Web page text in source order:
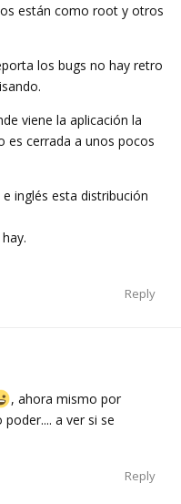
están como root y otros
los bugs no hay retro
viene la aplicación la
es cerrada a unos pocos
inglés esta distribución
Reply
, ahora mismo por
a ver si se
Reply